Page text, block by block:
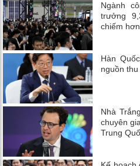
Ngành
trưởng
chiếm
Hàn
nguồn
Nhà
chuyên
Trung